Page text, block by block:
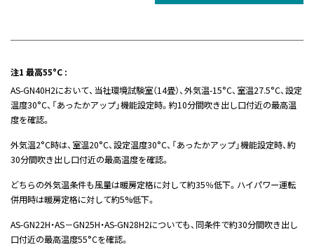
注1 最高55°C :
AS-GN40H2において、当社環境試験室（14畳）、外気温-15°C、室温27.5°C、設定
温度30°C、「あったかアップ」機能設定時。約10分間吹き出し口付近の最高温
度を確認。
外気温2°C時は、室温20°C、設定温度30°C、「あったかアップ」機能設定時、約
30分間吹き出し口付近の最高温度を確認。
どちらの外気温条件も風量は暖房定格に対して約35％低下。ハイパワー運転
併用時は暖房定格に対して約5%低下。
AS-GN22H・AS－GN25H・AS-GN28H2についても、同条件で約30分間吹き出し
口付近の最高温度55°Cを確認。